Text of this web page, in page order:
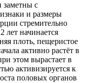
заметны с
и размеры
стремительно
лет начинается
плоть, пещеристое
активно растёт в
этом вырастает в
активизируется к
половых органов